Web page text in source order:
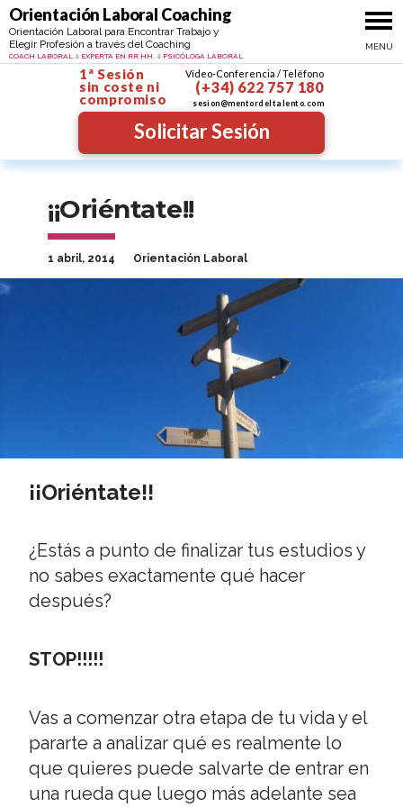
Orientacion personal y profesional
Orientación Laboral Coaching Coach Psicóloga
Orientación Laboral para Encontrar Trabajo y
Elegir Profesión a través del Coaching
MAYTE SANTIBÁÑEZ
COACH LABORAL & EXPERTA EN RR.HH. & PSICÓLOGA LABORAL
Vídeo-Conferencia / Teléfono
1ª Sesión
sin coste ni
compromiso
(+34) 622 757 180
Solicitar Sesión
sesion@mentordeltalento.com
MENÚ
Ir al contenido
¡¡Oriéntate!!
1 abril, 2014 Orientación Laboral
¡¡Oriéntate!!
¿Estás a punto de finalizar tus estudios y
no sabes exactamente qué hacer
después?
STOP!!!!!
Vas a comenzar otra etapa de tu vida y el
pararte a analizar qué es realmente lo
que quieres puede salvarte de entrar en
una rueda que luego más adelante sea